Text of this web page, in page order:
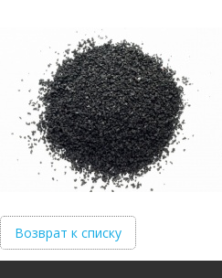
Возврат к списку